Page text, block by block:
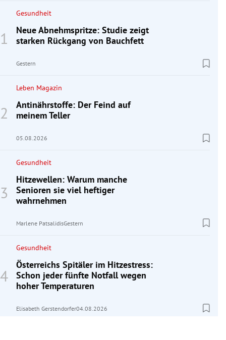
Gesundheit
Neue Abnehmspritze: Studie zeigt
starken Rückgang von Bauchfett
Gestern
Leben Magazin
Antinährstoffe: Der Feind auf
meinem Teller
05.08.2026
Gesundheit
Hitzewellen: Warum manche
Senioren sie viel heftiger
wahrnehmen
Marlene PatsalidisGestern
Gesundheit
Österreichs Spitäler im Hitzestress:
Schon jeder fünfte Notfall wegen
hoher Temperaturen
Elisabeth Gerstendorfer04.08.2026